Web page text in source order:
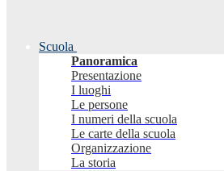
Scuola
Panoramica
Presentazione
I luoghi
Le persone
I numeri della scuola
Le carte della scuola
Organizzazione
La storia